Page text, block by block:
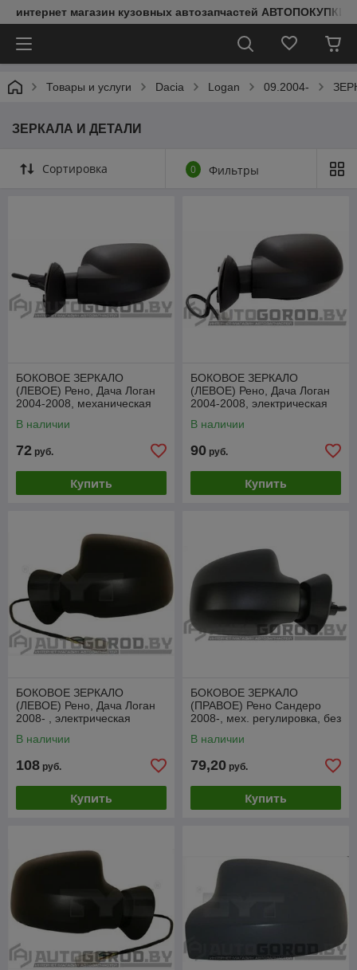
интернет магазин кузовных автозапчастей АВТОПОКУПКИ
Товары и услуги Dacia Logan 09.2004-
ЗЕРКАЛА И ДЕТАЛИ
Сортировка 0 Фильтры
БОКОВОЕ ЗЕРКАЛО
(ЛЕВОЕ) Рено, Дача Логан
2004-2008, механическая
В наличии
72 руб.
Купить
БОКОВОЕ ЗЕРКАЛО
(ЛЕВОЕ) Рено, Дача Логан
2004-2008, электрическая
В наличии
90 руб.
Купить
БОКОВОЕ ЗЕРКАЛО
(ЛЕВОЕ) Рено, Дача Логан
2008- , электрическая
VRNM1023CLE
В наличии
108 руб.
Купить
БОКОВОЕ ЗЕРКАЛО
(ПРАВОЕ) Рено Сандеро
2008-, мех. регулировка, без
В наличии
79,20 руб.
Купить